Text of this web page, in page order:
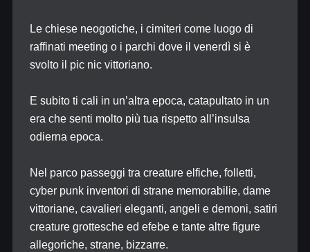
Le chiese neogotiche, i cimiteri come luogo di
raffinati meeting o i parchi dove il venerdì si è
svolto il pic nic vittoriano.
E subito ti cali in un’altra epoca, catapultato in un
era che senti molto più tua rispetto all’insulsa
odierna epoca.
Nel parco passeggi tra creature elfiche, folletti,
cyber punk inventori di strane memorabilie, dame
vittoriane, cavalieri eleganti, angeli e demoni, satiri
creature grottesche ed efebe e tante altre figure
allegoriche, strane, bizzarre.